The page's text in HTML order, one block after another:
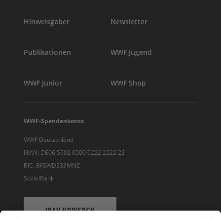
Hinweisgeber Newsletter
Publikationen WWF Jugend
WWF Junior WWF Shop
WWF-Spendenkonto
WWF Deutschland
IBAN: DE06 5502 0500 0222 2222 22
BIC: BFSWDE33MNZ
SozialBank
IBAN KOPIEREN